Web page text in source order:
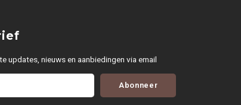
updates, nieuws en aanbiedingen via email
Abonneer